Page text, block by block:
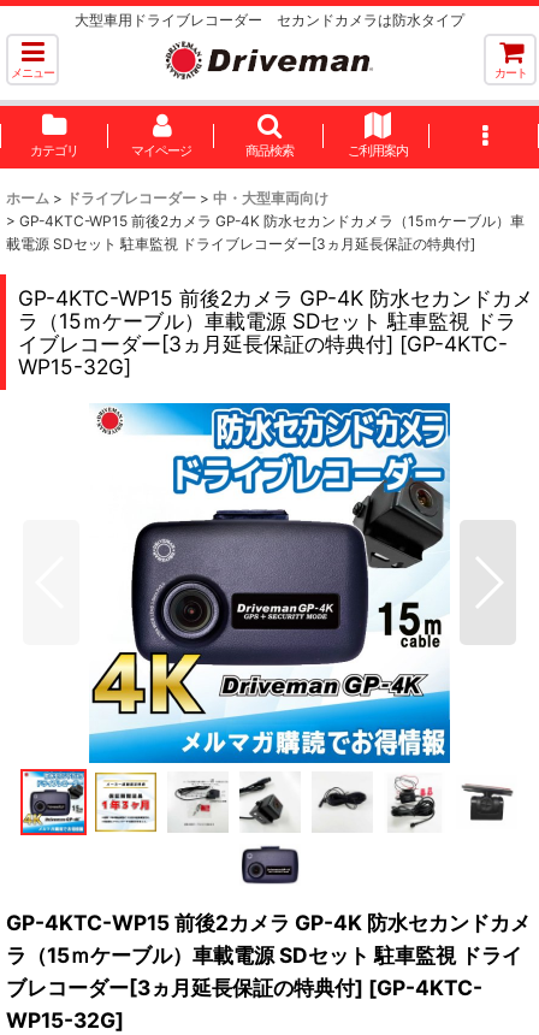
大型車用ドライブレコーダー セカンドカメラは防水タイプ
メニュー カート
カテゴリ マイページ 商品検索 ご利用案内
ホーム > ドライブレコーダー > 中・大型車両向け
> GP-4KTC-WP15 前後2カメラ GP-4K 防水セカンドカメラ（15ｍケーブル）車
載電源 SDセット 駐車監視 ドライブレコーダー[3ヵ月延長保証の特典付]
GP-4KTC-WP15 前後2カメラ GP-4K 防水セカンドカメ
ラ（15ｍケーブル）車載電源 SDセット 駐車監視 ドラ
イブレコーダー[3ヵ月延長保証の特典付] [GP-4KTC-
WP15-32G]
GP-4KTC-WP15 前後2カメラ GP-4K 防水セカンドカメ
ラ（15ｍケーブル）車載電源 SDセット 駐車監視 ドライ
ブレコーダー[3ヵ月延長保証の特典付] [GP-4KTC-
WP15-32G]